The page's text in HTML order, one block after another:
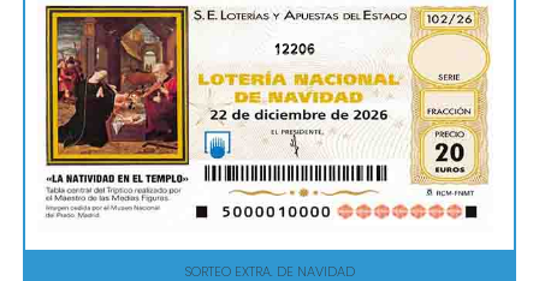
12206
SORTEO EXTRA. DE NAVIDAD